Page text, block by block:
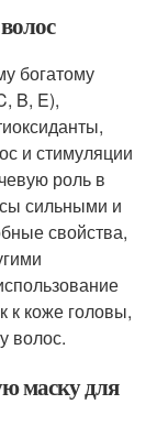
богатому
B, E),
и стимуляции
роль в
сильными и
свойства,
к коже головы,
волос.
маску для